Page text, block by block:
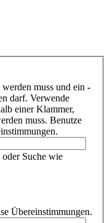
muss und ein -
darf. Verwende
einer Klammer,
muss. Benutze
Suche wie
Übereinstimmungen.